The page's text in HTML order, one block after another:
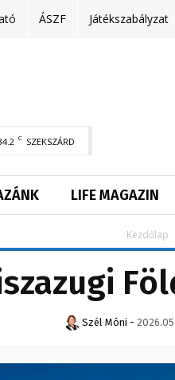
ÁSZF Játékszabályzat
C SZEKSZÁRD
LIFE MAGAZIN
Kezdőlap
Szél Móni -